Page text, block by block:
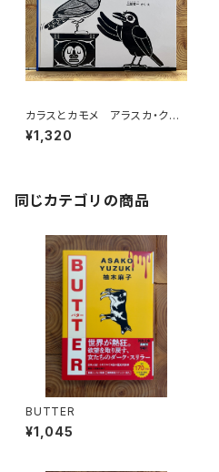
カラスとカモメ アラスカ・クリ
ンギット族の昔話より
¥1,320
同じカテゴリの商品
BUTTER
¥1,045